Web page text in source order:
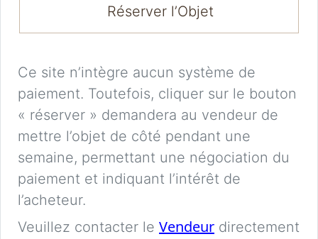
Réserver l’Objet
Ce site n’intègre aucun système de
paiement. Toutefois, cliquer sur le bouton
« réserver » demandera au vendeur de
mettre l’objet de côté pendant une
semaine, permettant une négociation du
paiement et indiquant l’intérêt de
l’acheteur.
Veuillez contacter le Vendeur directement